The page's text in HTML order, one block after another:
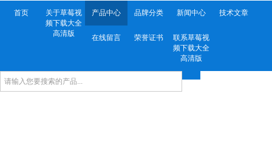
首页
关于草莓视
频下载大全
高清版
产品中心 品牌分类 新闻中心 技术文章
在线留言 荣誉证书
联系草莓视
频下载大全
高清版